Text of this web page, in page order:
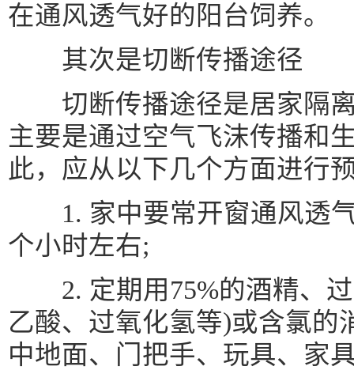
在通风透气好的阳台饲养。
其次是切断传播途径
切断传播途径是居家隔离
主要是通过空气飞沫传播和
此，应从以下几个方面进行
1. 家中要常开窗通风透气
个小时左右;
2. 定期用75%的酒精、过
乙酸、过氧化氢等)或含氯的
中地面、门把手、玩具、家